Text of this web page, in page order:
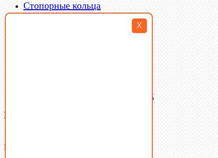
X
Стопорные кольца
Такелаж
Латунный и бронзовый крепеж
Ваша корзина
В корзине нет товаров.